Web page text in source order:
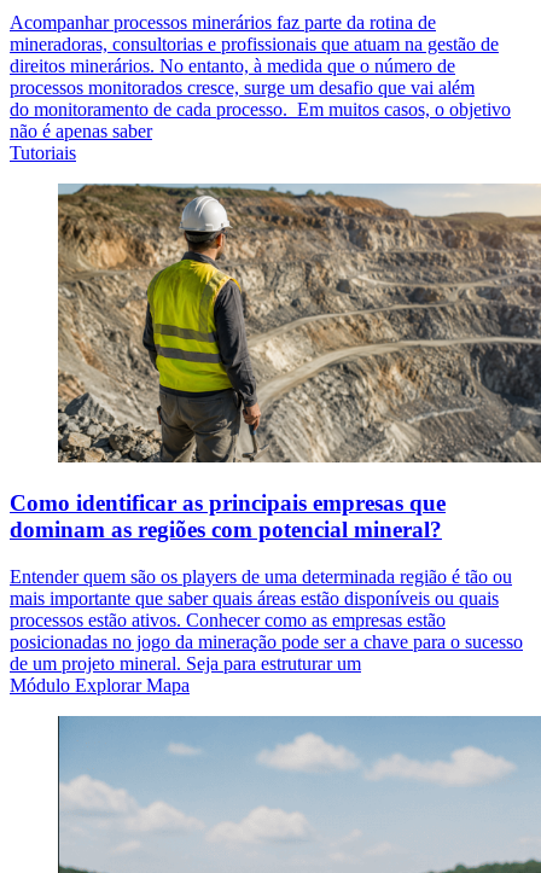
Acompanhar processos minerários faz parte da rotina de
mineradoras, consultorias e profissionais que atuam na gestão de
direitos minerários. No entanto, à medida que o número de
processos monitorados cresce, surge um desafio que vai além
do monitoramento de cada processo. Em muitos casos, o objetivo
não é apenas saber
Tutoriais
Como identificar as principais empresas que
dominam as regiões com potencial mineral?
Entender quem são os players de uma determinada região é tão ou
mais importante que saber quais áreas estão disponíveis ou quais
processos estão ativos. Conhecer como as empresas estão
posicionadas no jogo da mineração pode ser a chave para o sucesso
de um projeto mineral. Seja para estruturar um
Módulo Explorar Mapa